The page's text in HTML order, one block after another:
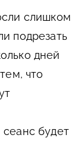
слишком
подрезать
дней
что
будет